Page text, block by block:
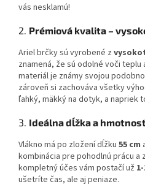
vás nesklamú!
2. Prémiová kvalita –
Ariel brčky sú vyrobené z
znamená, že sú odolné voči
materiál je známy svojou
zároveň si zachováva všetky
ľahký, mäkký na dotyk, a napriek
3. Ideálna dĺžka a
Vlákno má po zložení dĺžku 55 cm
kombinácia pre pohodlnú prácu a
kompletný účes vám postačí už
ušetríte čas, ale aj peniaze.